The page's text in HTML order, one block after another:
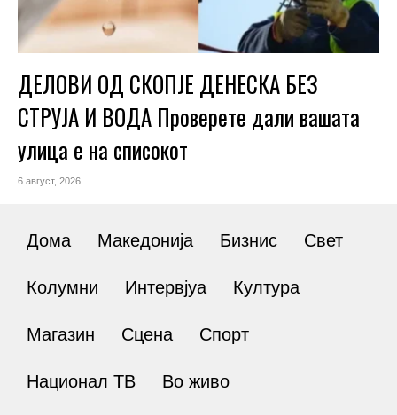
ДЕЛОВИ ОД СКОПЈЕ ДЕНЕСКА БЕЗ
СТРУЈА И ВОДА Проверете дали вашата
улица е на списокот
6 август, 2026
Дома Македонија Бизнис Свет
Колумни Интервјуа Култура
Магазин Сцена Спорт
Национал ТВ Во живо